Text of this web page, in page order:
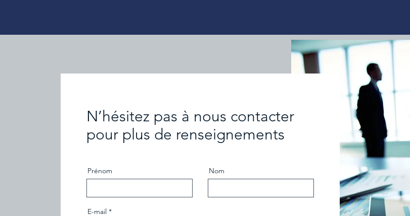
N’hésitez pas à nous contacter
pour plus de renseignements
Prénom Nom
E-mail